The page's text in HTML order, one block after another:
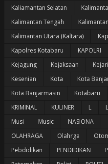
Kaliamantan Selatan
Kalimantan Tengah
Kalimantan Utara (Kaltara)
Kapolres Kotabaru
KAPOLRI
Kejagung
Kejaksaan Kejari
Kesenian
Kota Kota
Kota Banjarmasin
Kotabaru
KRIMINAL
KULINER L
Musi
Music NASIONA
OLAHRAGA
Olahrga
Pebdidikan
PENDIDIKAN